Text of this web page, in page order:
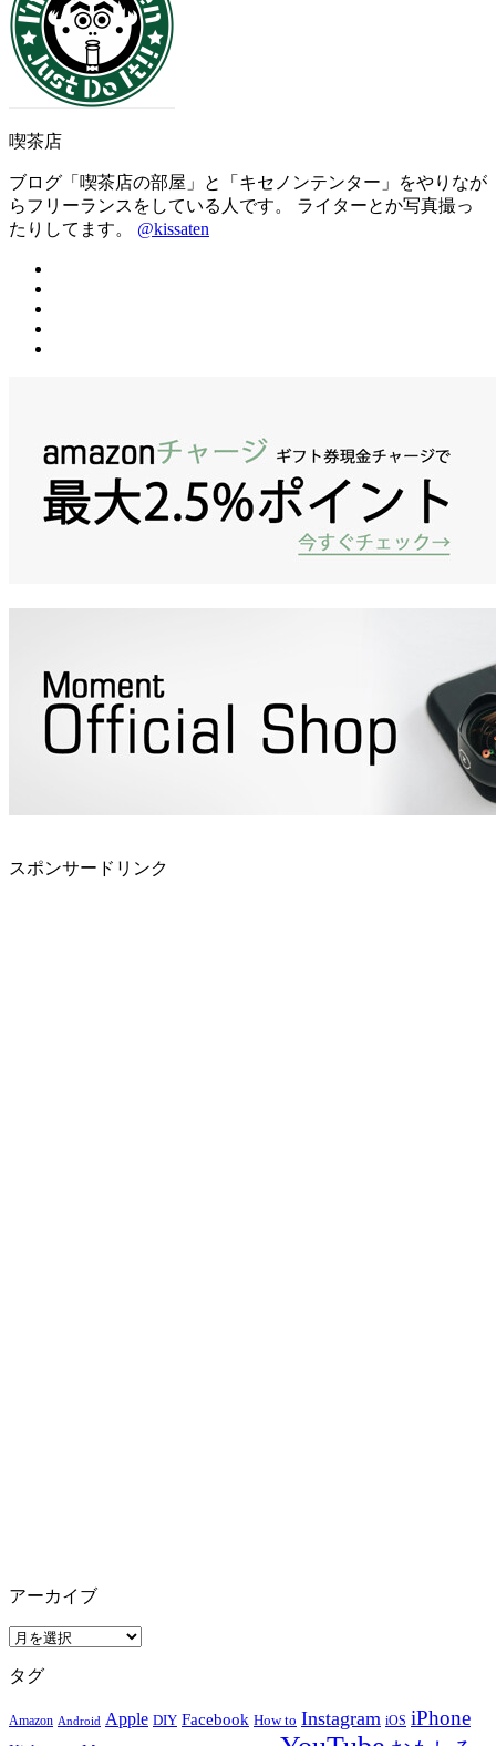
喫茶店
ブログ「喫茶店の部屋」と「キセノンテンター」をやりなが
らフリーランスをしている人です。 ライターとか写真撮っ
たりしてます。 @kissaten
スポンサードリンク
アーカイブ
ア
カ
ブ
タグ
Amazon Android Apple DIY Facebook How to Instagram iOS iPhone